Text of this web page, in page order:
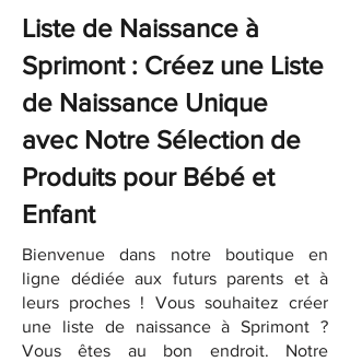
Liste de Naissance à
Sprimont : Créez une Liste
de Naissance Unique
avec Notre Sélection de
Produits pour Bébé et
Enfant
Bienvenue dans notre boutique en
ligne dédiée aux futurs parents et à
leurs proches ! Vous souhaitez créer
une liste de naissance à Sprimont ?
Vous êtes au bon endroit. Notre